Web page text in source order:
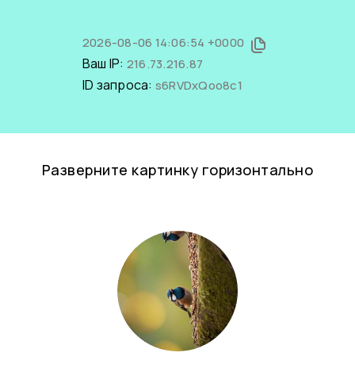
2026-08-06 14:06:54 +0000
Ваш IP: 216.73.216.87
ID запроса: s6RVDxQoo8c1
Разверните картинку горизонтально